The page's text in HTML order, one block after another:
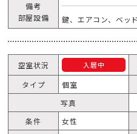
備考
部屋設備
鍵、エアコン、ベッ
空室状況 入居中
タイプ
個室
写真
条件
女性